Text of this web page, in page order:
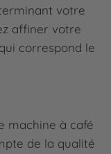
votre
affiner votre
correspond le
machine à café
de la qualité